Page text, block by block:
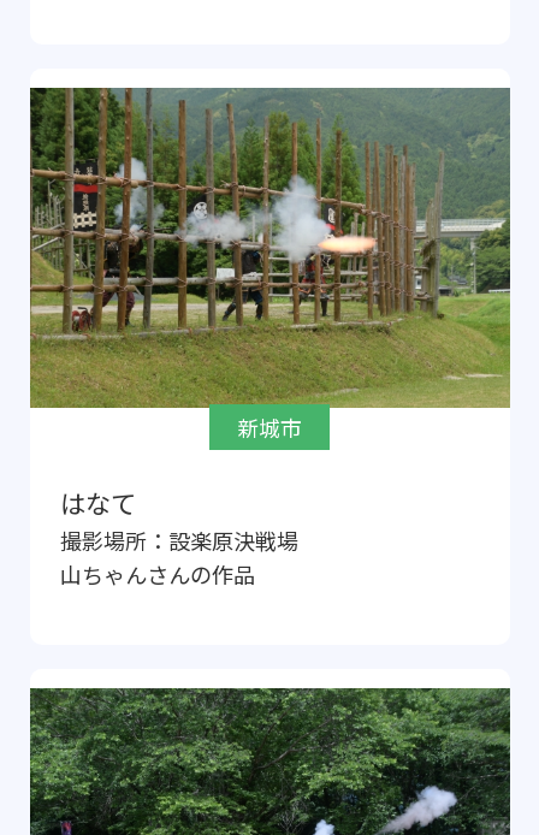
新城市
はなて
撮影場所： 設楽原決戦場
山ちゃんさんの作品